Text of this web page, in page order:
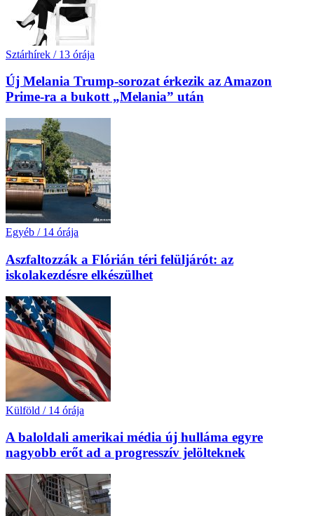
Sztárhírek / 13 órája
Új Melania Trump-sorozat érkezik az Amazon
Prime-ra a bukott „Melania” után
Egyéb / 14 órája
Aszfaltozzák a Flórián téri felüljárót: az
iskolakezdésre elkészülhet
Külföld / 14 órája
A baloldali amerikai média új hulláma egyre
nagyobb erőt ad a progresszív jelölteknek